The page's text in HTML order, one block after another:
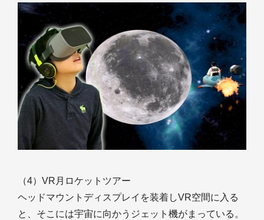
（4）VR月ロケットツアー
ヘッドマウントディスプレイを装着しVR空間に入る
と、そこには宇宙に向かうジェット機がまっている。